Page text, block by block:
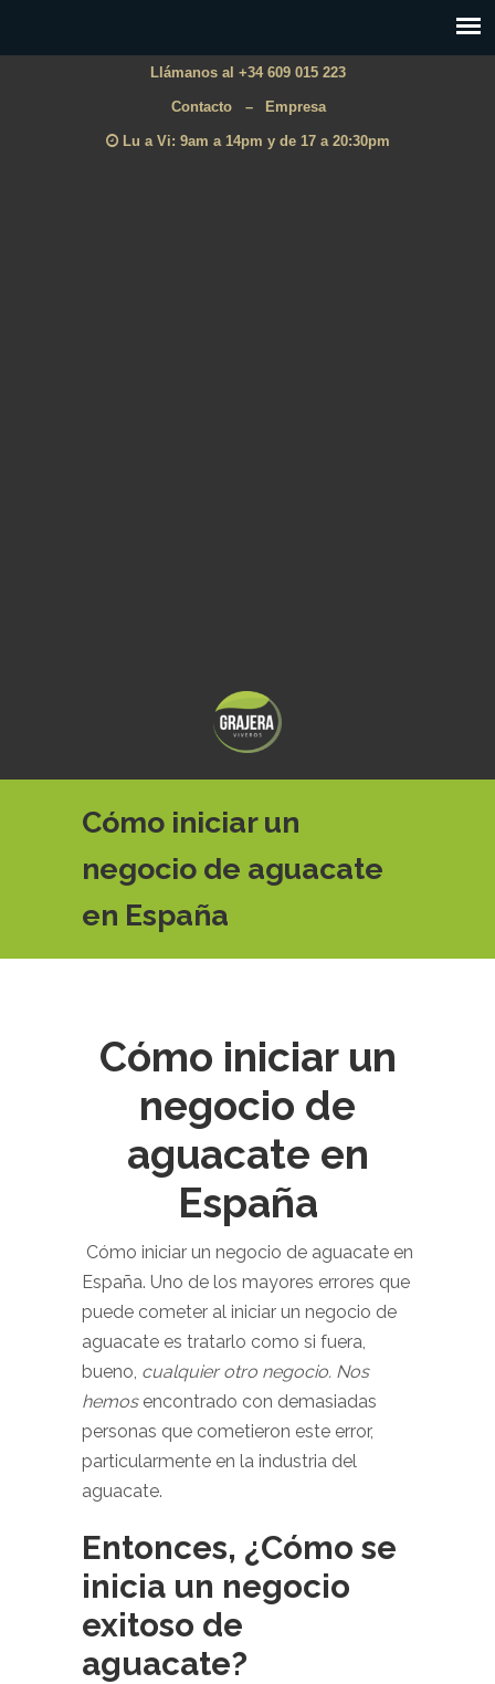
Llámanos al +34 609 015 223
Contacto – Empresa
Lu a Vi: 9am a 14pm y de 17 a 20:30pm
Cómo iniciar un
negocio de aguacate
en España
Cómo iniciar un
negocio de
aguacate en
España
Cómo iniciar un negocio de aguacate en
España. Uno de los mayores errores que
puede cometer al iniciar un negocio de
aguacate es tratarlo como si fuera,
bueno, cualquier otro negocio. Nos
hemosencontrado con demasiadas
personas que cometieron este error,
particularmente en la industria del
aguacate.
Entonces, ¿Cómo se
inicia un negocio
exitoso de
aguacate?